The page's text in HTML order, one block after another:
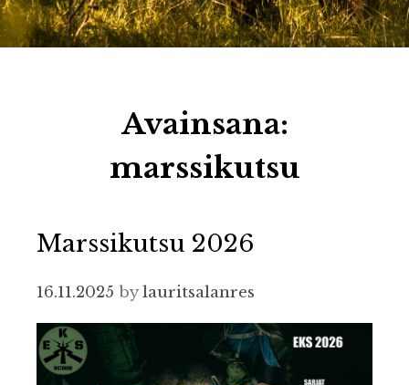
Avainsana:
marssikutsu
Marssikutsu 2026
16.11.2025 bylauritsalanres